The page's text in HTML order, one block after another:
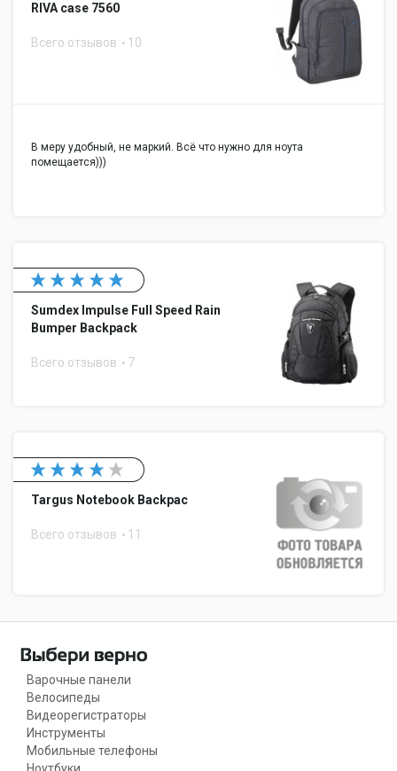
RIVA case 7560
Всего отзывов 10
В меру удобный, не маркий. Всё что нужно для ноута
помещается)))
Sumdex Impulse Full Speed Rain
Bumper Backpack
Всего отзывов 7
Targus Notebook Backpac
Всего отзывов 11
Варочные панели
Велосипеды
Видеорегистраторы
Инструменты
Мобильные телефоны